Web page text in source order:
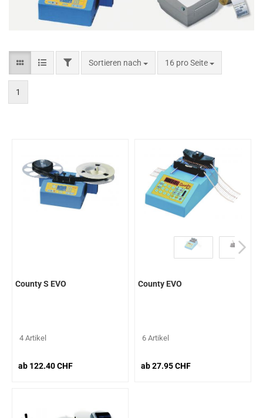
Sortieren nach 16 pro Seite
1
County S EVO
4 Artikel
ab 122.40 CHF
County EVO
6 Artikel
ab 27.95 CHF